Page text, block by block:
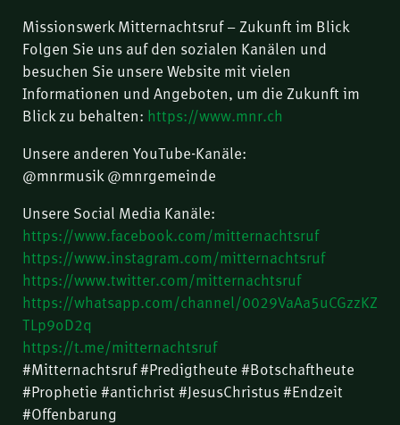
Missionswerk Mitternachtsruf – Zukunft im Blick
Folgen Sie uns auf den sozialen Kanälen und
besuchen Sie unsere Website mit vielen
Informationen und Angeboten, um die Zukunft im
Blick zu behalten: https://www.mnr.ch
Unsere anderen YouTube-Kanäle:
@mnrmusik @mnrgemeinde
Unsere Social Media Kanäle:
https://www.facebook.com/mitternachtsruf
https://www.instagram.com/mitternachtsruf
https://www.twitter.com/mitternachtsruf
https://whatsapp.com/channel/0029VaAa5uCGzzKZ
TLp9oD2q
https://t.me/mitternachtsruf
#Mitternachtsruf #Predigtheute #Botschaftheute
#Prophetie #antichrist #JesusChristus #Endzeit
#Offenbarung